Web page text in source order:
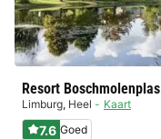
Resort Boschmolenplas
Limburg, Heel Kaart
7.6 Goed